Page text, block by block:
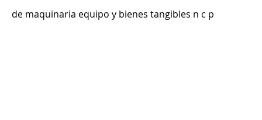
de maquinaria equipo y bienes tangibles n c p